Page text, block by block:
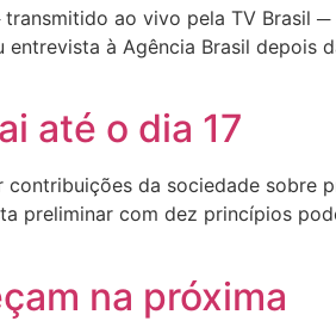
ao vivo pela TV Brasil ─
à Agência Brasil depois
até o dia 17
contribuições da sociedade sobre
preliminar com dez princípios
na próxima